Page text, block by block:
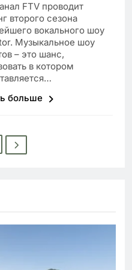
FTV проводит
второго сезона
вокального шоу
Музыкальное шоу
– это шанс,
в котором
больше